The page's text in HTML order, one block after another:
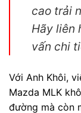
cao trải
Hãy liên
vấn chi
Với Anh Khôi,
Mazda MLK
đường mà còn